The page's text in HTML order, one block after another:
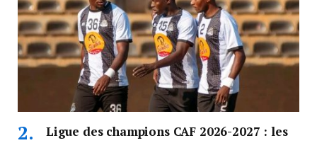
Ligue des champions CAF 2026-2027 : les